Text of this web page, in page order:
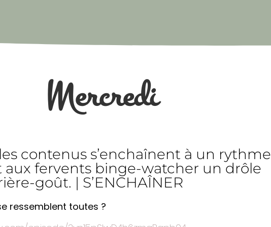
Mercredi
contenus s’enchaînent à un rythme
aux fervents binge-watcher un drôle
goût. | S’ENCHAÎNER
ressemblent toutes ?